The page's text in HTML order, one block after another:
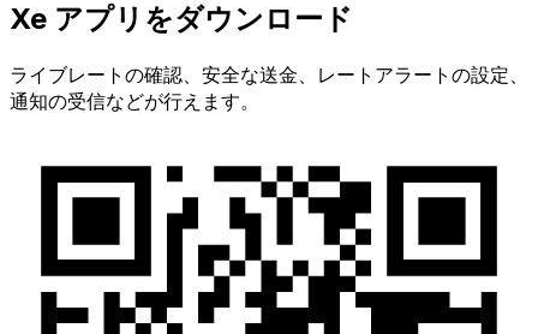
Xe アプリをダウンロード
ライブレートの確認、安全な送金、レートアラートの設定、
通知の受信などが行えます。